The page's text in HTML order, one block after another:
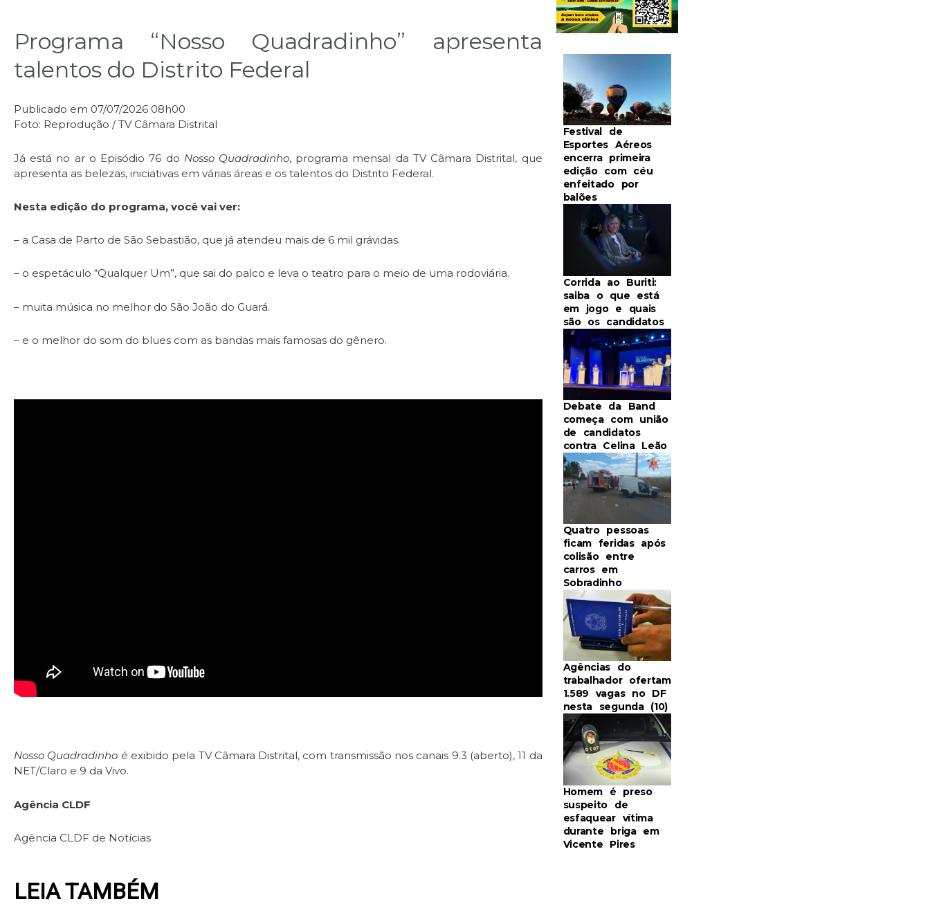
Programa “Nosso Quadradinho” apresenta
talentos do Distrito Federal
Publicado em 07/07/2026 08h00
Foto: Reprodução / TV Câmara Distrital
Já está no ar o Episódio 76 do Nosso Quadradinho, programa mensal da TV Câmara Distrital, que
apresenta as belezas, iniciativas em várias áreas e os talentos do Distrito Federal.
Nesta edição do programa, você vai ver:
– a Casa de Parto de São Sebastião, que já atendeu mais de 6 mil grávidas.
– o espetáculo “Qualquer Um”, que sai do palco e leva o teatro para o meio de uma rodoviária.
– muita música no melhor do São João do Guará.
– e o melhor do som do blues com as bandas mais famosas do gênero.
Nosso Quadradinho é exibido pela TV Câmara Distrital, com transmissão nos canais 9.3 (aberto), 11 da
NET/Claro e 9 da Vivo.
Agência CLDF
Agência CLDF de Notícias
LEIA TAMBÉM
Festival de
Esportes Aéreos
encerra primeira
edição com céu
enfeitado por
balões
Corrida ao Buriti:
saiba o que está
em jogo e quais
são os candidatos
Debate da Band
começa com união
de candidatos
contra Celina Leão
Quatro pessoas
ficam feridas após
colisão entre
carros em
Sobradinho
Agências do
trabalhador ofertam
1.589 vagas no DF
nesta segunda (10)
Homem é preso
suspeito de
esfaquear vítima
durante briga em
Vicente Pires